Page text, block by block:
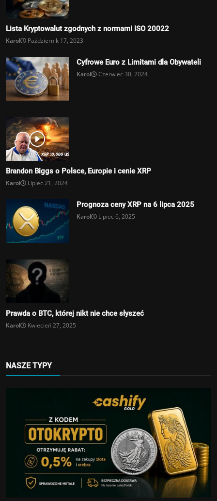
Lista Kryptowalut zgodnych z normami ISO 20022
Karol Październik 17, 2023
Cyfrowe Euro z Limitami dla Obywateli
Karol Czerwiec 30, 2024
Brandon Biggs o Polsce, Europie i cenie XRP
Karol Lipiec 21, 2024
Prognoza ceny XRP na 6 lipca 2025
Karol Lipiec 6, 2025
Prawda o BTC, której nikt nie chce słyszeć
Karol Kwiecień 27, 2025
NASZE TYPY